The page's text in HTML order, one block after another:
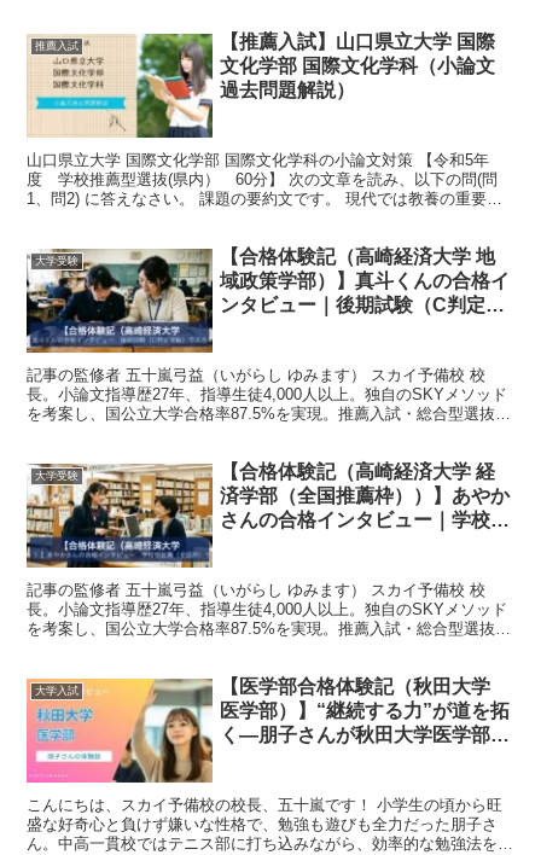
推薦入試
【推薦入試】山口県立大学 国際
文化学部 国際文化学科（小論文
過去問題解説）
山口県立大学 国際文化学部 国際文化学科の小論文対策 【令和5年
度 学校推薦型選抜(県内） 60分】 次の文章を読み、以下の問(問
1、問2) に答えなさい。 課題の要約文です。 現代では教養の重要性
大学受験
【合格体験記（高崎経済大学 地
域政策学部）】真斗くんの合格イ
ンタビュー｜後期試験（C判定逆
記事の監修者 五十嵐弓益（いがらし ゆみます） スカイ予備校 校
長。小論文指導歴27年、指導生徒4,000人以上。独自のSKYメソッド
を考案し、国公立大学合格率87.5%を実現。推薦入試・総合型選抜の
大学受験
【合格体験記（高崎経済大学 経
済学部（全国推薦枠））】あやか
さんの合格インタビュー｜学校型
記事の監修者 五十嵐弓益（いがらし ゆみます） スカイ予備校 校
長。小論文指導歴27年、指導生徒4,000人以上。独自のSKYメソッド
を考案し、国公立大学合格率87.5%を実現。推薦入試・総合型選抜の
大学入試
【医学部合格体験記（秋田大学
医学部）】“継続する力”が道を拓
く—朋子さんが秋田大学医学部に
こんにちは、スカイ予備校の校長、五十嵐です！ 小学生の頃から旺
盛な好奇心と負けず嫌いな性格で、勉強も遊びも全力だった朋子さ
ん。中高一貫校ではテニス部に打ち込みながら、効率的な勉強法を模